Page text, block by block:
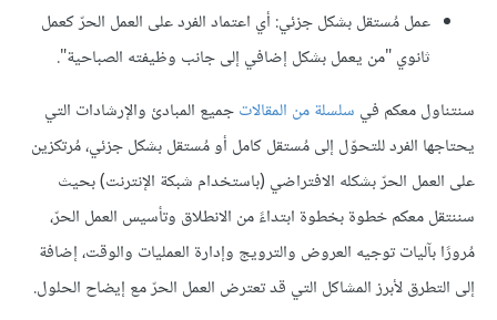
عمل مُستقل بشكل جزئي: أي اعتماد الفرد على العمل الحرّ كعمل
ثانوي "من يعمل بشكل إضافي إلى جانب وظيفته الصباحية".
سنتناول معكم في سلسلة من المقالاتجميع المبادئ والإرشادات التي
يحتاجها الفرد للتحوّل إلى مُستقل كامل أو مُستقل بشكل جزئي، مُرتكزين
على العمل الحرّ بشكله الافتراضي (باستخدام شبكة الإنترنت) بحيث
سننتقل معكم خطوة بخطوة ابتداءً من الانطلاق وتأسيس العمل الحرّ،
مُرورًا بآليات توجيه العروض والترويج وإدارة العمليات والوقت، إضافة
إلى التطرق لأبرز المشاكل التي قد تعترض العمل الحرّ مع إيضاح الحلول.